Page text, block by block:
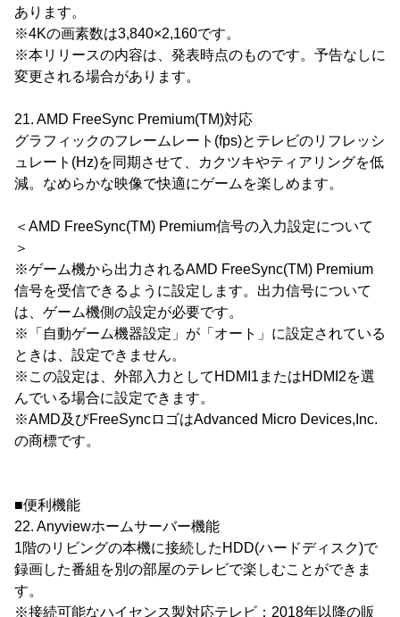
あります。
※4Kの画素数は3,840×2,160です。
※本リリースの内容は、発表時点のものです。予告なしに
変更される場合があります。
21. AMD FreeSync Premium(TM)対応
グラフィックのフレームレート(fps)とテレビのリフレッシ
ュレート(Hz)を同期させて、カクツキやティアリングを低
減。なめらかな映像で快適にゲームを楽しめます。
＜AMD FreeSync(TM) Premium信号の入力設定について
＞
※ゲーム機から出力されるAMD FreeSync(TM) Premium
信号を受信できるように設定します。出力信号について
は、ゲーム機側の設定が必要です。
※「自動ゲーム機器設定」が「オート」に設定されている
ときは、設定できません。
※この設定は、外部入力としてHDMI1またはHDMI2を選
んでいる場合に設定できます。
※AMD及びFreeSyncロゴはAdvanced Micro Devices,Inc.
の商標です。
■便利機能
22. Anyviewホームサーバー機能
1階のリビングの本機に接続したHDD(ハードディスク)で
録画した番組を別の部屋のテレビで楽しむことができま
す。
※接続可能なハイセンス製対応テレビ：2018年以降の販